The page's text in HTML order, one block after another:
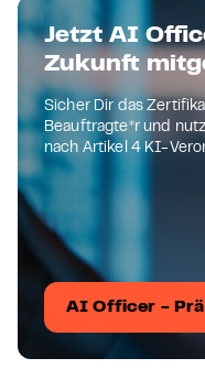
Jetzt AI
Zukunft
Sicher Dir das
Beauftragte*r und
nach Artikel 4 KI-
AI Officer -